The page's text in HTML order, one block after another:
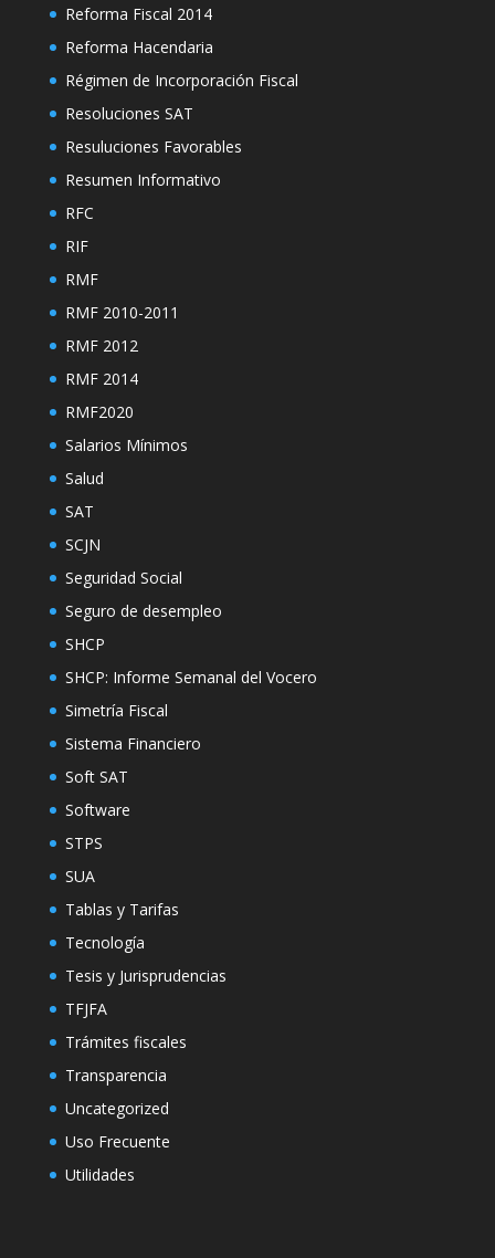
Reforma Fiscal 2014
Reforma Hacendaria
Régimen de Incorporación Fiscal
Resoluciones SAT
Resuluciones Favorables
Resumen Informativo
RFC
RIF
RMF
RMF 2010-2011
RMF 2012
RMF 2014
RMF2020
Salarios Mínimos
Salud
SAT
SCJN
Seguridad Social
Seguro de desempleo
SHCP
SHCP: Informe Semanal del Vocero
Simetría Fiscal
Sistema Financiero
Soft SAT
Software
STPS
SUA
Tablas y Tarifas
Tecnología
Tesis y Jurisprudencias
TFJFA
Trámites fiscales
Transparencia
Uncategorized
Uso Frecuente
Utilidades